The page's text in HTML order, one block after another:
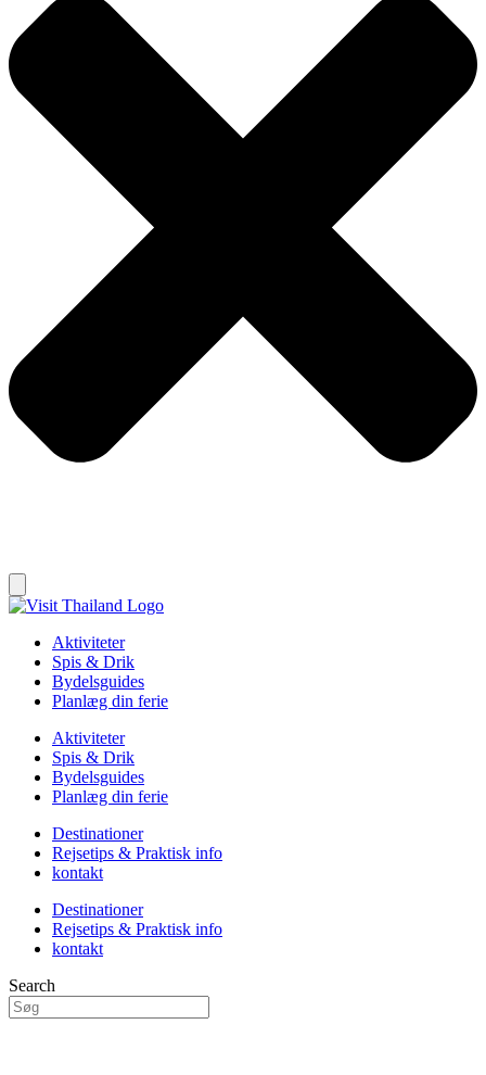
Aktiviteter
Spis & Drik
Bydelsguides
Planlæg din ferie
Aktiviteter
Spis & Drik
Bydelsguides
Planlæg din ferie
Destinationer
Rejsetips & Praktisk info
kontakt
Destinationer
Rejsetips & Praktisk info
kontakt
Search